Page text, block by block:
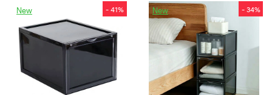
New - 41% New - 34%